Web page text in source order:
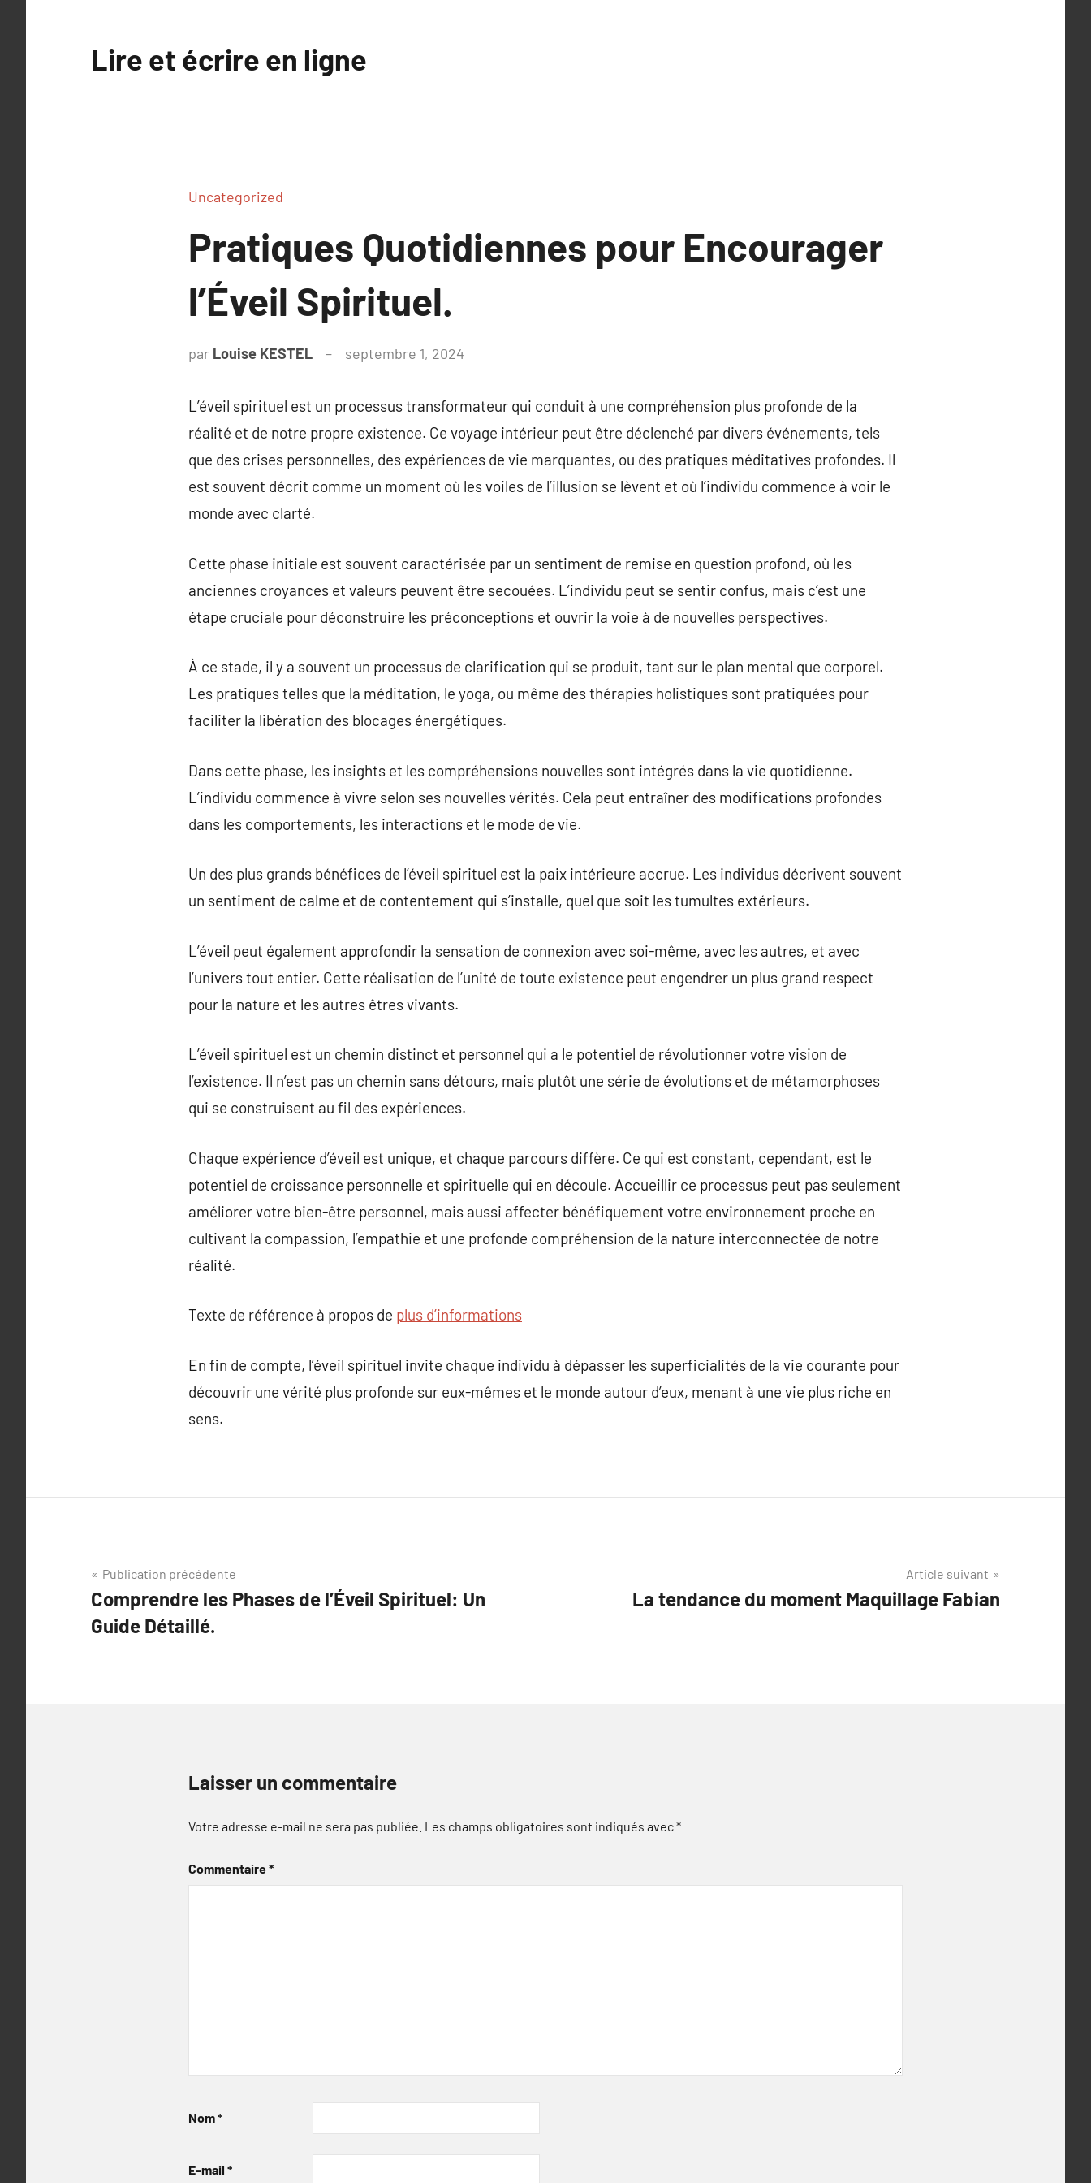
Lire et écrire en ligne
Uncategorized
Pratiques Quotidiennes pour Encourager
l’Éveil Spirituel.
par Louise KESTEL septembre 1, 2024
L’éveil spirituel est un processus transformateur qui conduit à une compréhension plus profonde de la
réalité et de notre propre existence. Ce voyage intérieur peut être déclenché par divers événements, tels
que des crises personnelles, des expériences de vie marquantes, ou des pratiques méditatives profondes. Il
est souvent décrit comme un moment où les voiles de l’illusion se lèvent et où l’individu commence à voir le
monde avec clarté.
Cette phase initiale est souvent caractérisée par un sentiment de remise en question profond, où les
anciennes croyances et valeurs peuvent être secouées. L’individu peut se sentir confus, mais c’est une
étape cruciale pour déconstruire les préconceptions et ouvrir la voie à de nouvelles perspectives.
À ce stade, il y a souvent un processus de clarification qui se produit, tant sur le plan mental que corporel.
Les pratiques telles que la méditation, le yoga, ou même des thérapies holistiques sont pratiquées pour
faciliter la libération des blocages énergétiques.
Dans cette phase, les insights et les compréhensions nouvelles sont intégrés dans la vie quotidienne.
L’individu commence à vivre selon ses nouvelles vérités. Cela peut entraîner des modifications profondes
dans les comportements, les interactions et le mode de vie.
Un des plus grands bénéfices de l’éveil spirituel est la paix intérieure accrue. Les individus décrivent souvent
un sentiment de calme et de contentement qui s’installe, quel que soit les tumultes extérieurs.
L’éveil peut également approfondir la sensation de connexion avec soi-même, avec les autres, et avec
l’univers tout entier. Cette réalisation de l’unité de toute existence peut engendrer un plus grand respect
pour la nature et les autres êtres vivants.
L’éveil spirituel est un chemin distinct et personnel qui a le potentiel de révolutionner votre vision de
l’existence. Il n’est pas un chemin sans détours, mais plutôt une série de évolutions et de métamorphoses
qui se construisent au fil des expériences.
Chaque expérience d’éveil est unique, et chaque parcours diffère. Ce qui est constant, cependant, est le
potentiel de croissance personnelle et spirituelle qui en découle. Accueillir ce processus peut pas seulement
améliorer votre bien-être personnel, mais aussi affecter bénéfiquement votre environnement proche en
cultivant la compassion, l’empathie et une profonde compréhension de la nature interconnectée de notre
réalité.
Texte de référence à propos de plus d’informations
En fin de compte, l’éveil spirituel invite chaque individu à dépasser les superficialités de la vie courante pour
découvrir une vérité plus profonde sur eux-mêmes et le monde autour d’eux, menant à une vie plus riche en
sens.
Navigation
de
l’article
Publication précédente
Comprendre les Phases de l’Éveil Spirituel: Un
Guide Détaillé.
Article suivant
La tendance du moment Maquillage Fabian
Laisser un commentaire
Votre adresse e-mail ne sera pas publiée. Les champs obligatoires sont indiqués avec*
Commentaire*
Nom*
E-mail *